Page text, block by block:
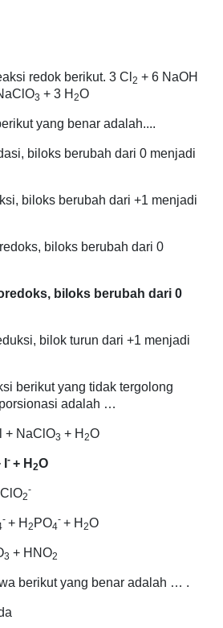
redok berikut. 3 Cl 2 + 6 NaOH
3 + 3 H2O
yang benar adalah....
biloks berubah dari 0 menjadi
biloks berubah dari +1 menjadi
biloks berubah dari 0
biloks berubah dari 0
bilok turun dari +1 menjadi
berikut yang tidak tergolong
adalah …
+ NaClO3 + H 2O
- + H 2O
2
-
- + H 2 PO4
- + H 2O
3 + HNO2
berikut yang benar adalah … .